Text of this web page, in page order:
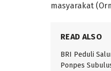
masyarakat
READ ALSO
BRI Peduli
Ponpes